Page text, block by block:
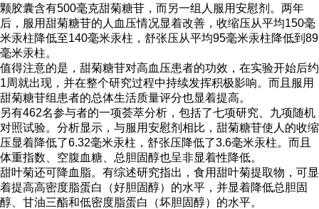
颗胶囊含有500毫克甜菊糖苷，而另一组人服用安慰剂。两年
后，服用甜菊糖苷的人血压情况显着改善，收缩压从平均150毫
米汞柱降低至140毫米汞柱，舒张压从平均95毫米汞柱降低到89
毫米汞柱。
值得注意的是，甜菊糖苷对高血压患者的功效，在实验开始后约
1周就出现，并在整个研究过程中持续发挥积极影响。而且服用
甜菊糖苷组患者的总体生活质量评分也显着提高。
另有462名参与者的一项荟萃分析，包括了七项研究、九项随机
对照试验。分析显示，与服用安慰剂相比，甜菊糖苷使人的收缩
压显着降低了6.32毫米汞柱，舒张压降低了3.6毫米汞柱。而且
体重指数、空腹血糖、总胆固醇也呈非显着性降低。
甜叶菊还可降血脂。有综述研究指出，食用甜叶菊提取物，可显
着提高高密度脂蛋白（好胆固醇）的水平，并显着降低总胆固
醇、甘油三酯和低密度脂蛋白（坏胆固醇）的水平。